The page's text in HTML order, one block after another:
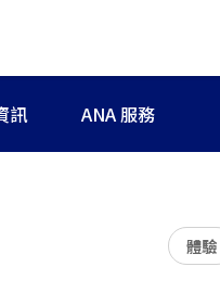
訊 ANA 服務
體驗